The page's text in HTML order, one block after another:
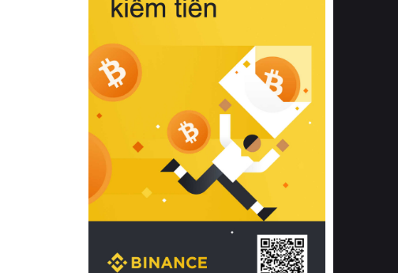
sản phẩm đạt chuẩn chất lượng quốc
tế còn giúp ngăn ngừa tình trạng kích
khuẩn và nấm mốc trong điều kiện
thời tiết nóng ẩm. Bạn có thể tìm hiểu
thêm các nghiên cứu khoa học về tác
động của giấc ngủ và môi trường
phòng ngủ đối với sức khỏe con
người tại Sleep Foundation (External
Link) để có cái nhìn toàn diện hơn.
2. Các tiêu chí vàng khi lựa chọn
chăn ga gối đệm cao cấp cho phòng
ngủ
Để sở hữu một bộ chăn ga gối đệm
cao cấp hoàn hảo cả về thẩm mỹ lẫn
công năng, người tiêu dùng cần cân
nhắc kỹ lưỡng các tiêu chí quan trọng